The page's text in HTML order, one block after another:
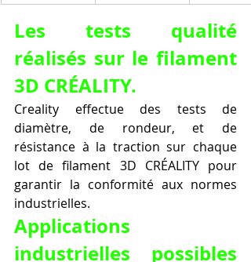
Les tests qualité
réalisés sur le filament
3D CRÉALITY.
Creality effectue des tests de
diamètre, de rondeur, et de
résistance à la traction sur chaque
lot de filament 3D CRÉALITY pour
garantir la conformité aux normes
industrielles.
Applications
industrielles possibles